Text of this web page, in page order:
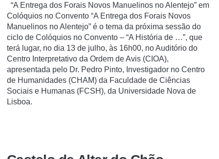
“A Entrega dos Forais Novos Manuelinos no Alentejo” em
Colóquios no Convento “A Entrega dos Forais Novos
Manuelinos no Alentejo” é o tema da próxima sessão do
ciclo de Colóquios no Convento – “A História de …”, que
terá lugar, no dia 13 de julho, às 16h00, no Auditório do
Centro Interpretativo da Ordem de Avis (CIOA),
apresentada pelo Dr. Pedro Pinto, Investigador no Centro
de Humanidades (CHAM) da Faculdade de Ciências
Sociais e Humanas (FCSH), da Universidade Nova de
Lisboa.